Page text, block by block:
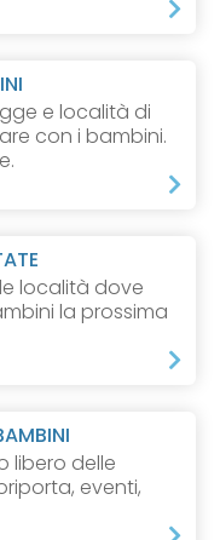
e località di
con i bambini.
località dove
la prossima
libero delle
eventi,